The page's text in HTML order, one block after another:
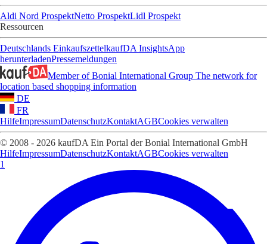
Aldi Nord ProspektNetto ProspektLidl Prospekt
Ressourcen
Deutschlands EinkaufszettelkaufDA InsightsApp
herunterladenPressemeldungen
Member of Bonial International Group The network for
location based shopping information
DE
FR
HilfeImpressumDatenschutzKontaktAGBCookies verwalten
© 2008 - 2026 kaufDA Ein Portal der Bonial International GmbH
HilfeImpressumDatenschutzKontaktAGBCookies verwalten
1